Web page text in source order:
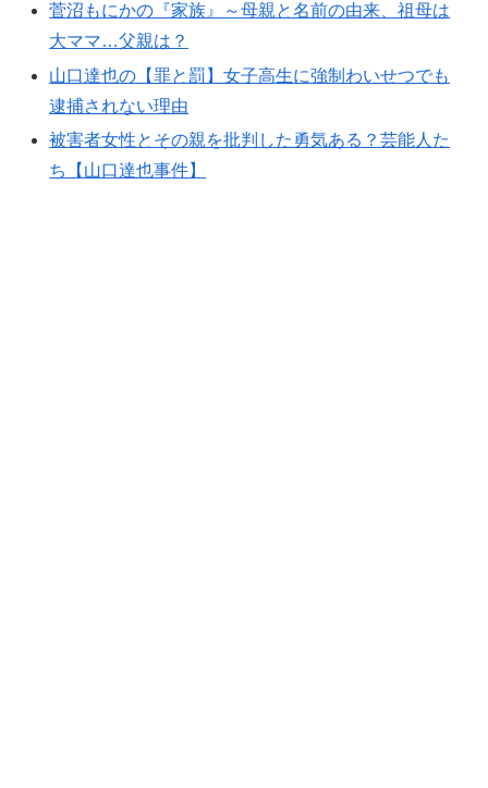
菅沼もにかの『家族』～母親と名前の由来、祖母は
大ママ…父親は？
山口達也の【罪と罰】女子高生に強制わいせつでも
逮捕されない理由
被害者女性とその親を批判した勇気ある？芸能人た
ち【山口達也事件】